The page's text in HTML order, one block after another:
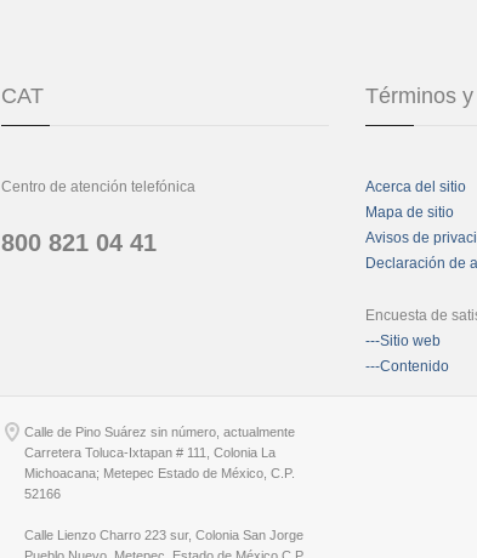
CAT
Centro de atención telefónica
800 821 04 41
Términos
Acerca del sitio
Mapa de sitio
Avisos de
Declaración de
Encuesta de
---Sitio web
---Contenido
Calle de Pino Suárez sin número, actualmente
Carretera Toluca-Ixtapan # 111, Colonia La
Michoacana; Metepec Estado de México, C.P.
52166
Calle Lienzo Charro 223 sur, Colonia San Jorge